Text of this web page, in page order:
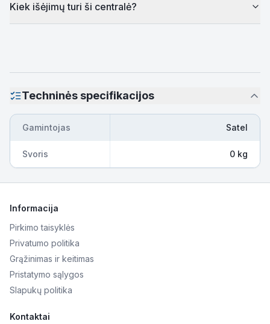
Kiek išėjimų turi ši centralė?
Techninės specifikacijos
Gamintojas Satel
Svoris 0 kg
Informacija
Pirkimo taisyklės
Privatumo politika
Grąžinimas ir keitimas
Pristatymo sąlygos
Slapukų politika
Kontaktai